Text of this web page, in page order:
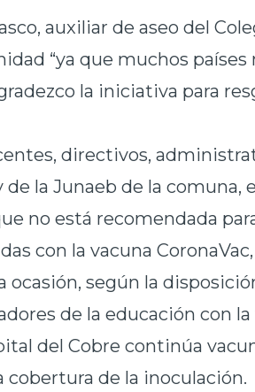
auxiliarde aseo del
“ya que muchos
la iniciativa para
directivos,
de la Junaeb de la comuna,
no está recomendada
con la vacuna
ocasión, según la
de la educación con
del Cobre continúa
cobertura de la inoculación.